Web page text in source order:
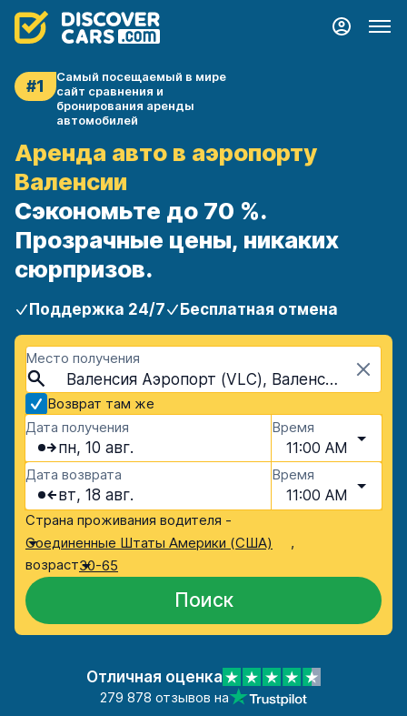
#1
Самый посещаемый в мире
сайт сравнения и
бронирования аренды
автомобилей
Аренда авто в аэропорту
Валенсии
Сэкономьте до 70 %.
Прозрачные цены, никаких
сюрпризов.
Поддержка 24/7 Бесплатная отмена
Место получения
Валенсия Аэропорт (VLC), Валенсия, Испания
Возврат там же
Дата получения
пн, 10 авг.
Время
11:00 AM
Дата возврата
вт, 18 авг.
Время
11:00 AM
Страна проживания водителя -
Соединенные Штаты Америки (США)
,
возраст30-65
Поиск
Отличная оценка
279 878 отзывов на